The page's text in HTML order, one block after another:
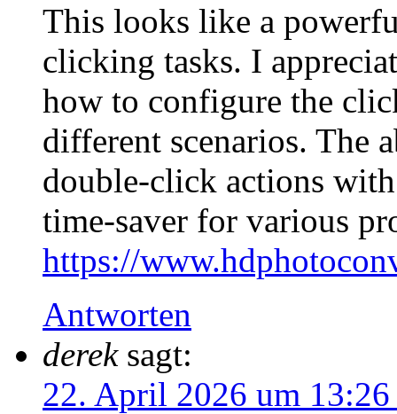
This looks like a
clicking tasks. I
how to configure the
different scenarios. The
double-click actions
time-saver for various
https://
Antworten
derek sagt:
22. April 2026 um